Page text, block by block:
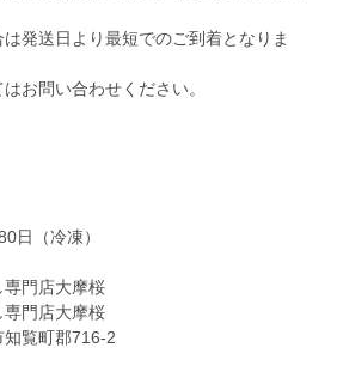
発送日より最短でのご到着となりま
お問い合わせください。
日（冷凍）
門店大摩桜
専門店大摩桜
覧町郡716-2